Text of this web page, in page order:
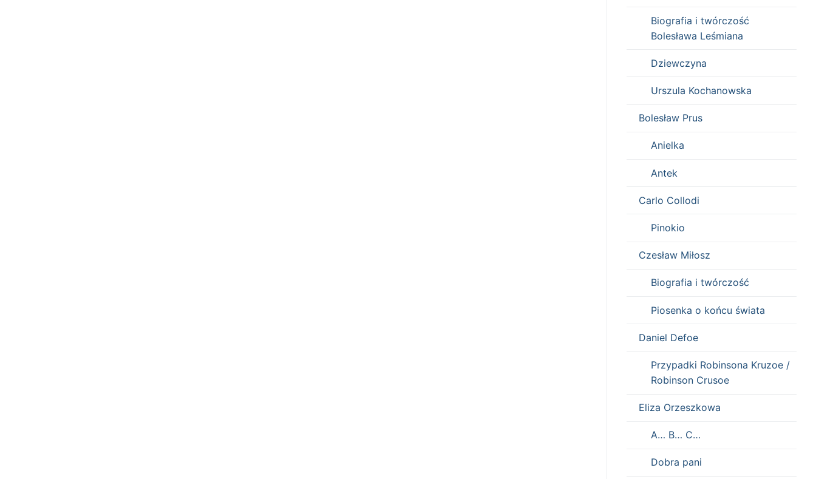
Biografia i twórczość
Bolesława Leśmiana
Dziewczyna
Urszula Kochanowska
Bolesław Prus
Anielka
Antek
Carlo Collodi
Pinokio
Czesław Miłosz
Biografia i twórczość
Piosenka o końcu świata
Daniel Defoe
Przypadki Robinsona Kruzoe /
Robinson Crusoe
Eliza Orzeszkowa
A… B… C…
Dobra pani